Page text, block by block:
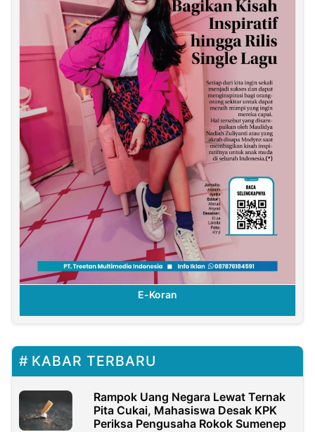
E-Koran
KABAR TERBARU
Rampok Uang Negara Lewat Ternak
Pita Cukai, Mahasiswa Desak KPK
Periksa Pengusaha Rokok Sumenep